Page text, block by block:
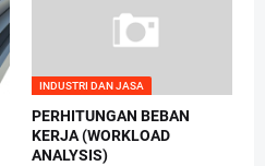
INDUSTRI DAN JASA
PERHITUNGAN BEBAN
KERJA (WORKLOAD
ANALYSIS)